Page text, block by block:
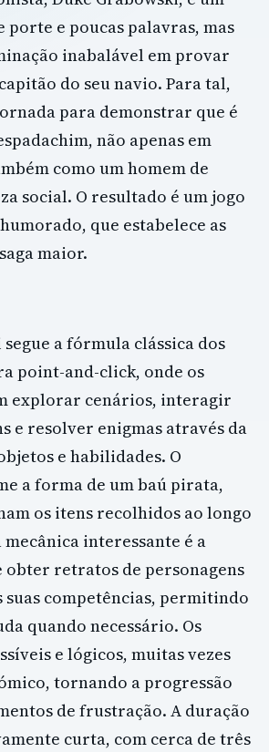
porte e poucas palavras, mas
inabalável em provar
do seu navio. Para tal,
para demonstrar que é
não apenas em
como um homem de
social. O resultado é um jogo
que estabelece as
maior.
a fórmula clássica dos
point-and-click, onde os
explorar cenários, interagir
e resolver enigmas através da
e habilidades. O
a forma de um baú pirata,
os itens recolhidos ao longo
interessante é a
obter retratos de personagens
suas competências, permitindo
quando necessário. Os
e lógicos, muitas vezes
tornando a progressão
de frustração. A duração
curta, com cerca de três